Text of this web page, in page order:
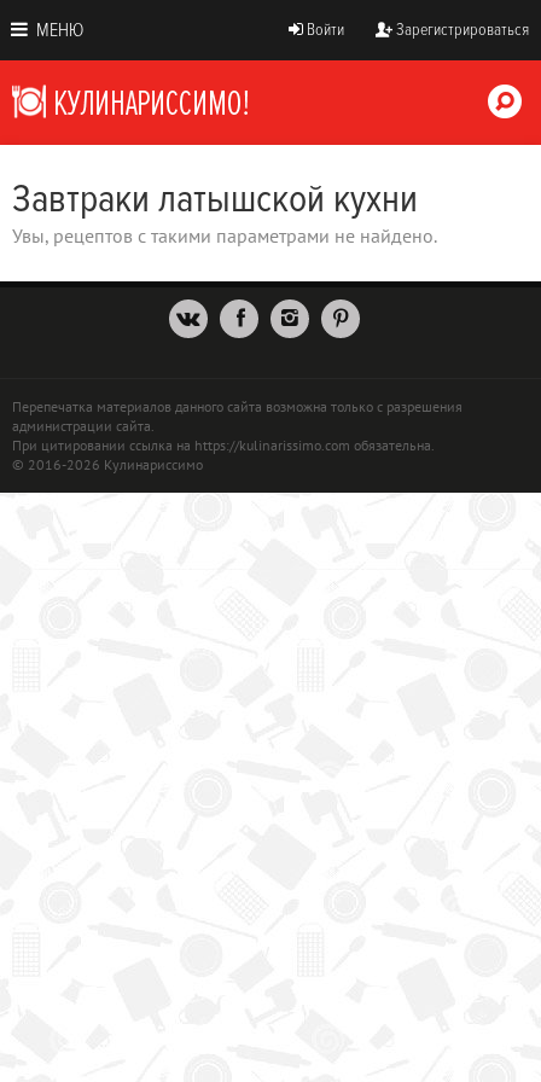
МЕНЮ Войти Зарегистрироваться
Завтраки латышской кухни
Увы, рецептов с такими параметрами не найдено.
Перепечатка материалов данного сайта возможна только с разрешения
администрации сайта.
При цитировании ссылка на https://kulinarissimo.com обязательна.
© 2016-2026 Кулинариссимо